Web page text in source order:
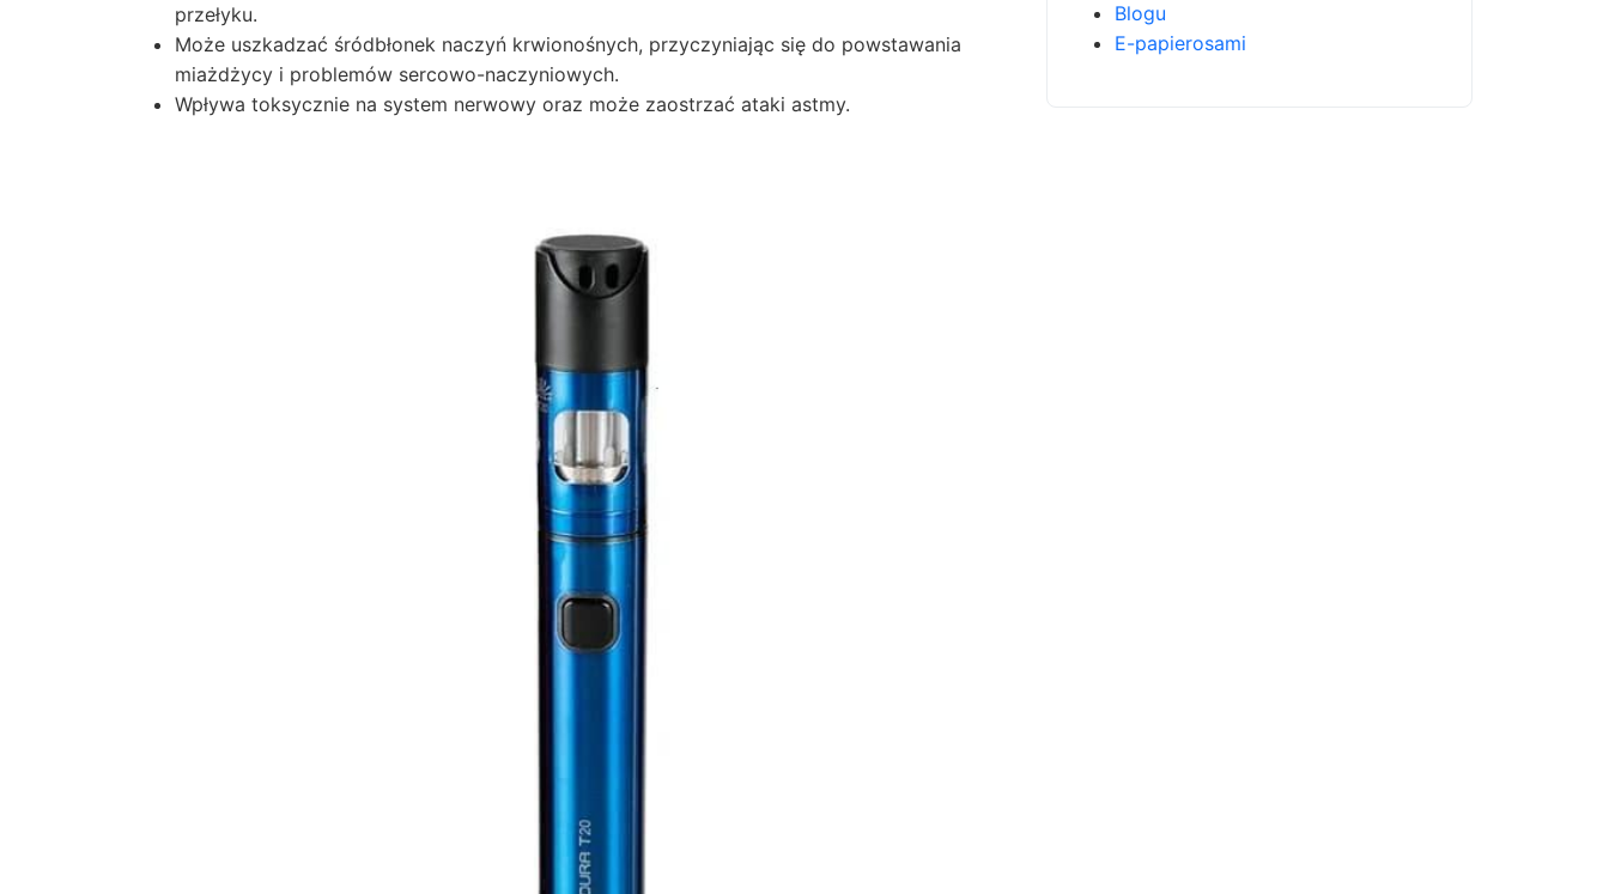
przełyku.
Może uszkadzać śródbłonek naczyń krwionośnych, przyczyniając się do powstawania
miażdżycy i problemów sercowo-naczyniowych.
Wpływa toksycznie na system nerwowy oraz może zaostrzać ataki astmy.
Blogu
E-papierosami